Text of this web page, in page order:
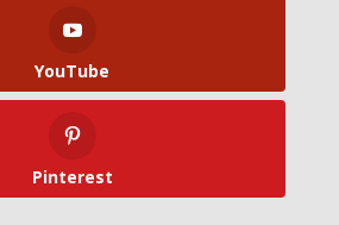
YouTube
Pinterest